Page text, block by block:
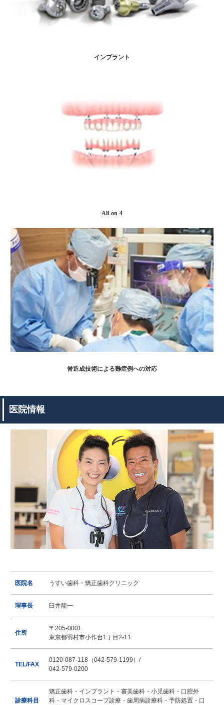
インプラント
All-on-4
骨造成技術による難症例への対応
医院情報
医院名 うすい歯科・矯正歯科クリニック
理事長 臼井龍一
住所
〒205-0001
東京都羽村市小作台1丁目2-11
TEL/FAX
0120-087-118（042-579-1199）/
042-579-0200
診療科目
矯正歯科・インプラント・審美歯科・小児歯科・口腔外
科・マイクロスコープ診療・歯周病診療科・予防処置・口